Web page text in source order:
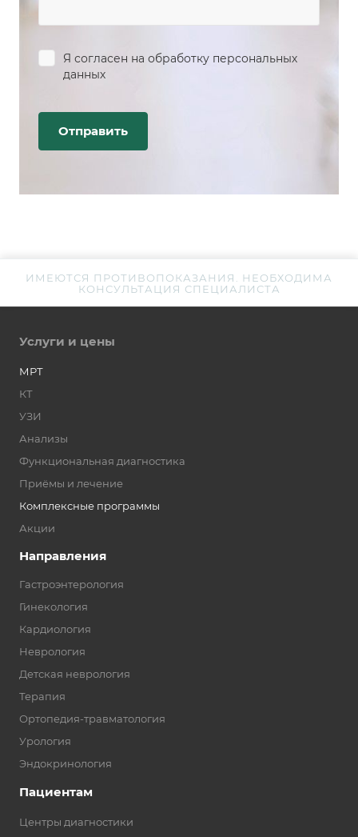
Я согласен на обработку персональных
данных
ИМЕЮТСЯ ПРОТИВОПОКАЗАНИЯ. НЕОБХОДИМА
КОНСУЛЬТАЦИЯ СПЕЦИАЛИСТА
Услуги и цены
МРТ
КТ
УЗИ
Анализы
Функциональная диагностика
Приёмы и лечение
Комплексные программы
Акции
Направления
Гастроэнтерология
Гинекология
Кардиология
Неврология
Детская неврология
Терапия
Ортопедия-травматология
Урология
Эндокринология
Пациентам
Центры диагностики